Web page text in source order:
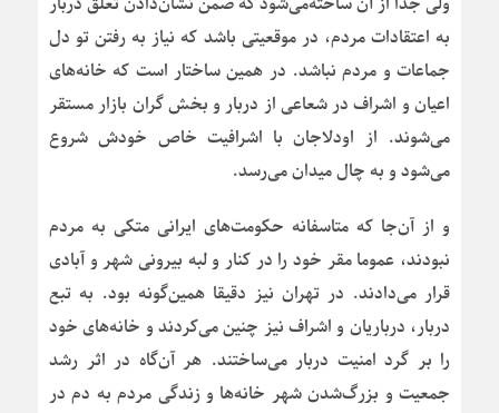
به اعتقادات مردم، در موقعیتی باشد که نیاز به رفتن تو دل
جماعات و مردم نباشد. در همین ساختار است که خانه‌های
اعیان و اشراف در شعاعی از دربار و بخش گران بازار مستقر
می‌شوند. از اودلاجان با اشرافیت خاص خودش شروع
می‌شود و به چال میدان می‌رسد.
و از آن‌جا که متاسفانه حکومت‌های ایرانی متکی به مردم
نبودند، عموما مقر خود را در کنار و لبه بیرونی شهر و آبادی
قرار می‌دادند. در تهران نیز دقیقا همین‌گونه بود. به تبع
دربار، درباریان و اشراف نیز چنین می‌کردند و خانه‌های خود
را بر گرد امنیت دربار می‌ساختند. هر آن‌گاه در اثر رشد
جمعیت و بزرگ‌شدن شهر خانه‌ها و زندگی مردم به دم در